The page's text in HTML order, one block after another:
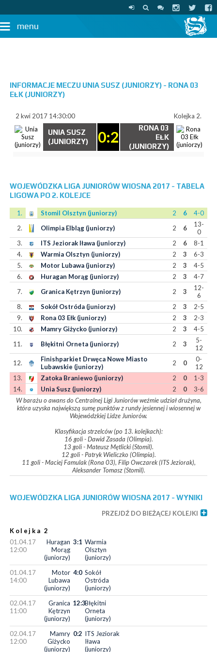
menu
INFORMACJE MECZU UNIA SUSZ (JUNIORZY) - RONA 03
EŁK (JUNIORZY)
2 kwi 2017 14:30:00 Kolejka 2.
UNIA SUSZ
(JUNIORZY)
0:2
RONA 03
EŁK
(JUNIORZY)
WOJEWÓDZKA LIGA JUNIORÓW WIOSNA 2017 - TABELA
LIGOWA PO 2. KOLEJCE
1. Stomil Olsztyn (juniorzy) 2 6
4-0
2.
Olimpia Elbląg (juniorzy) 2 6
13-
0
3.
ITS Jeziorak Iława (juniorzy) 2 6
8-1
4.
Warmia Olsztyn (juniorzy) 2 3
6-3
5.
Motor Lubawa (juniorzy) 2 3
4-5
6.
Huragan Morąg (juniorzy) 2 3
4-7
7.
Granica Kętrzyn (juniorzy) 2 3
12-
6
8.
Sokół Ostróda (juniorzy) 2 3
2-5
9.
Rona 03 Ełk (juniorzy) 2 3
2-3
10.
Mamry Giżycko (juniorzy) 2 3
4-5
11.
Błękitni Orneta (juniorzy) 2 3
5-
12
12.
Finishparkiet Drwęca Nowe Miasto
Lubawskie (juniorzy)
2 0
0-
12
13.
Zatoka Braniewo (juniorzy) 2 0
1-3
14.
Unia Susz (juniorzy) 2 0
3-6
W barażu o awans do Centralnej Ligi Juniorów weźmie udział drużyna,
która uzyska największą sumę punktów z rundy jesiennej i wiosennej w
Wojewódzkiej Lidze Juniorów.
Klasyfikacja strzelców (po 13. kolejkach):
16 goli - Dawid Zasada (Olimpia).
13 goli - Mateusz Mętlicki (Stomil).
12 goli - Patryk Wieliczko (Olimpia).
11 goli - Maciej Famulak (Rona 03), Filip Owczarek (ITS Jeziorak),
Aleksander Tomasz (Stomil).
WOJEWÓDZKA LIGA JUNIORÓW WIOSNA 2017 - WYNIKI
PRZEJDŹ DO BIEŻĄCEJ KOLEJKI
Kolejka 2
01.04.17
12:00
Huragan
Morąg
(juniorzy)
3:1 Warmia
Olsztyn
(juniorzy)
01.04.17
14:00
Motor
Lubawa
(juniorzy)
4:0 Sokół
Ostróda
(juniorzy)
02.04.17
11:00
Granica
Kętrzyn
(juniorzy)
12:3Błękitni
Orneta
(juniorzy)
02.04.17
12:00
Mamry
Giżycko
(juniorzy)
0:2 ITS Jeziorak
Iława
(juniorzy)